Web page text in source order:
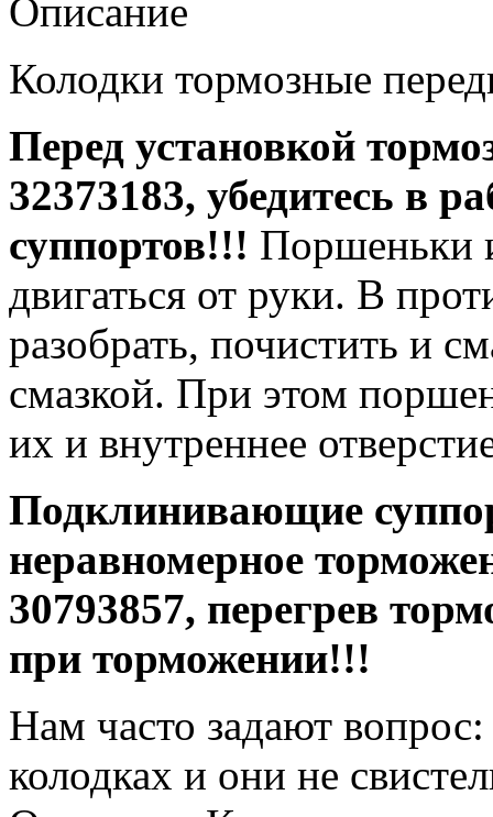
Описание
Колодки тормозные
Перед установкой
32373183, убедитесь в
суппортов!!! Поршеньки
двигаться от руки. В
разобрать, почистить и
смазкой. При этом
их и внутреннее
Подклинивающие
неравномерное
30793857, перегрев
при торможении!!!
Нам часто задают
колодках и они не